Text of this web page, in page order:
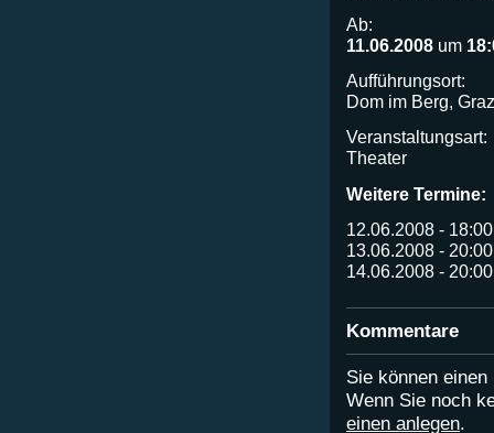
Ab:
11.06.2008 um
Aufführungsort:
Dom im Berg,
Veranstaltungsart:
Theater
Weitere Termine:
12.06.2008 -
13.06.2008 -
14.06.2008 -
Kommentare
Sie können
Wenn Sie noch
einen anlegen.